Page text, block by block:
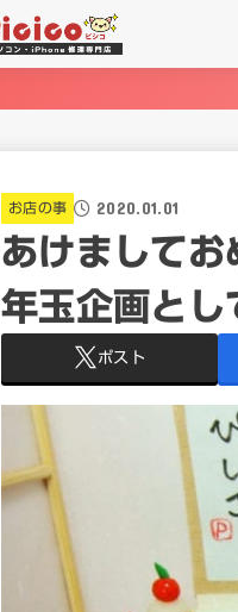
お店の事 2020.01.01
あけまして
年玉企画とし
ポスト